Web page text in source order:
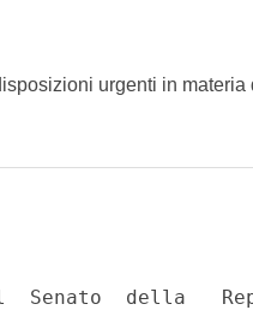
urgenti in